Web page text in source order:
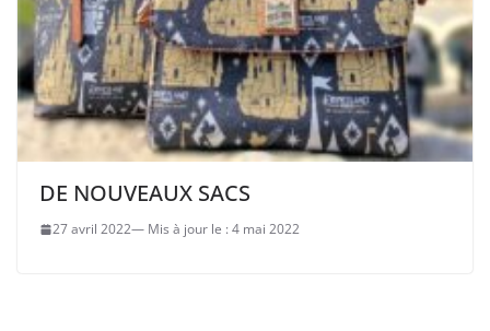
DE NOUVEAUX SACS
27 avril 2022 4 mai 2022